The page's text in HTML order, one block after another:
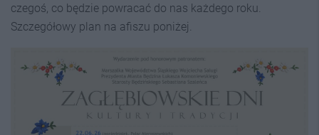
czegoś, co będzie powracać do nas każdego roku.
Szczegółowy plan na afiszu poniżej.